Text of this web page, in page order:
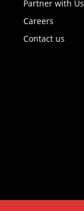
Partner with Us
Careers
Contact us